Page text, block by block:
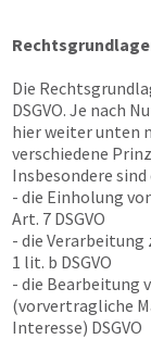
Die
DSGVO. Je nach
hier weiter unten
verschiedene
Insbesondere sind
- die Einholung
Art. 7 DSGVO
- die Verarbeitung
1 lit. b DSGVO
- die Bearbeitung
(vorvertragliche
Interesse) DSGVO